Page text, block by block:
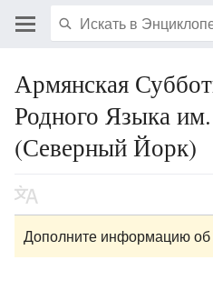
Армянская
Родного Языка
(Северный Йорк)
Дополните информацию об